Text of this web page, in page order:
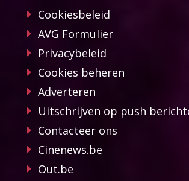
Cookiesbeleid
AVG Formulier
Privacybeleid
Cookies beheren
Adverteren
Uitschrijven op push
Contacteer ons
Cinenews.be
Out.be